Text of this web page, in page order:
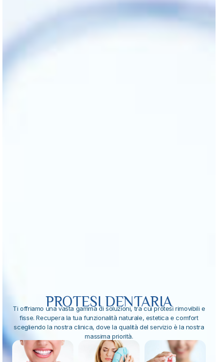
PROTESI DENTARIA
Ti offriamo una vasta gamma di soluzioni, tra cui protesi rimovibili e
fisse. Recupera la tua funzionalità naturale, estetica e comfort
scegliendo la nostra clinica, dove la qualità del servizio è la nostra
massima priorità.